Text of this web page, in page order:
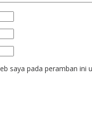
saya pada peramban ini